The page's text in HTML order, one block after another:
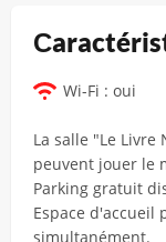
Wi-Fi : oui
La salle "Le
peuvent jouer le
Parking gratuit
Espace d'accueil
simultanément.